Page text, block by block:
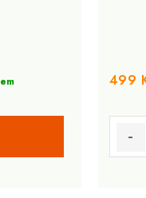
499